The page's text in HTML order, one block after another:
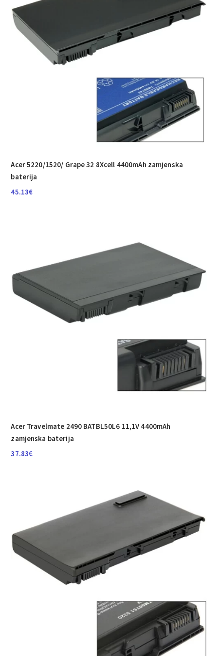
Acer 5220/­1520/­ Grape 32 8Xcell 4400mAh zamjenska
baterija
45.13€
Acer Travelmate 2490 BATBL50L6 11,1V 4400mAh
zamjenska baterija
37.83€